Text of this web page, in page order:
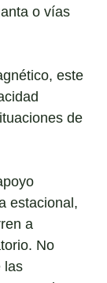
o vías
este
de
estacional,
a
No
las